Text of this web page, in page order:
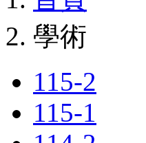
學術
115-2
115-1